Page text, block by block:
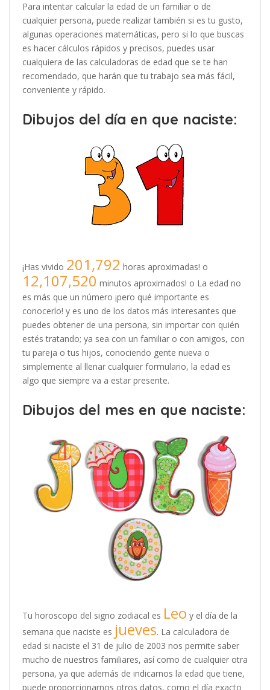
Para intentar calcular la edad de un familiar o de
cualquier persona, puede realizar también si es tu gusto,
algunas operaciones matemáticas, pero si lo que buscas
es hacer cálculos rápidos y precisos, puedes usar
cualquiera de las calculadoras de edad que se te han
recomendado, que harán que tu trabajo sea más fácil,
conveniente y rápido.
Dibujos del día en que naciste:
¡Has vivido 201,792 horas aproximadas! o
12,107,520 minutos aproximados! o La edad no
es más que un número ¡pero qué importante es
conocerlo! y es uno de los datos más interesantes que
puedes obtener de una persona, sin importar con quién
estés tratando; ya sea con un familiar o con amigos, con
tu pareja o tus hijos, conociendo gente nueva o
simplemente al llenar cualquier formulario, la edad es
algo que siempre va a estar presente.
Dibujos del mes en que naciste:
Tu horoscopo del signo zodiacal es Leo y el día de la
semana que naciste es jueves. La calculadora de
edad si naciste el 31 de julio de 2003 nos permite saber
mucho de nuestros familiares, así como de cualquier otra
persona, ya que además de indicarnos la edad que tiene,
puede proporcionarnos otros datos, como el día exacto